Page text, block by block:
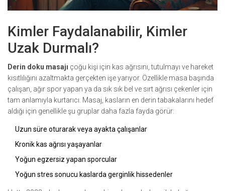
Kimler Faydalanabilir, Kimler
Uzak Durmalı?
Derin doku masajı çoğu kişi için kas ağrısını, tutulmayı ve hareket
kısıtlılığını azaltmakta gerçekten işe yarıyor. Özellikle masa başında
çalışan, ağır spor yapan ya da sık sık bel ve sırt ağrısı çekenler için
tam anlamıyla kurtarıcı. Masaj, kasların en derin tabakalarını hedef
aldığı için genellikle şu gruplar daha fazla fayda görür:
Uzun süre oturarak veya ayakta çalışanlar
Kronik kas ağrısı yaşayanlar
Yoğun egzersiz yapan sporcular
Yoğun stres sonucu kaslarda gerginlik hissedenler